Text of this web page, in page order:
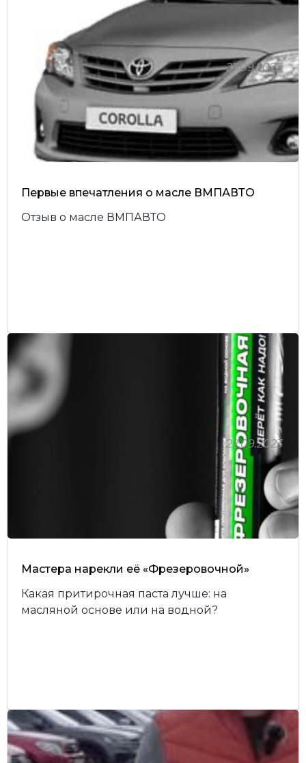
Первые впечатления о масле ВМПАВТО
Отзыв о масле ВМПАВТО
27.09.2023
Мастера нарекли её «Фрезеровочной»
Какая притирочная паста лучше: на
масляной основе или на водной?
22.09.2023